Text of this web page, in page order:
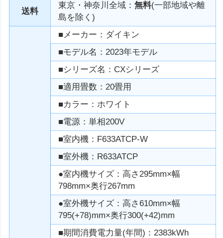
送料
東京・神奈川全域：無料(一部地域や離
島を除く)
■メーカー：ダイキン
■モデル名：2023年モデル
■シリーズ名：CXシリーズ
■適用畳数：20畳用
■カラー：ホワイト
■電源：単相200V
■室内機：F633ATCP-W
■室外機：R633ATCP
●室内機サイズ：高さ295mm×幅
798mm×奥行267mm
●室外機サイズ：高さ610mm×幅
795(+78)mm×奥行300(+42)mm
■期間消費電力量(年間)：2383kWh